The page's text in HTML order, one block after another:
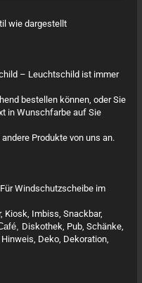
wie dargestellt
– Leuchtschild ist immer
bestellen können, oder Sie
in Wunschfarbe auf Sie
Produkte von uns an.
Windschutzscheibe im
Kiosk, Imbiss, Snackbar,
Diskothek, Pub, Schänke,
Deko, Dekoration,